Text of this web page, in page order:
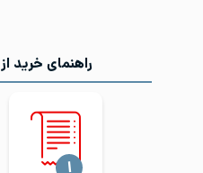
راهنمای خرید از